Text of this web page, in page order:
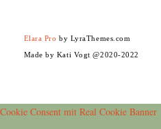
Elara Pro by LyraThemes.com
Made by Kati Vogt @2020-2022
Cookie Consent mit Real Cookie Banner